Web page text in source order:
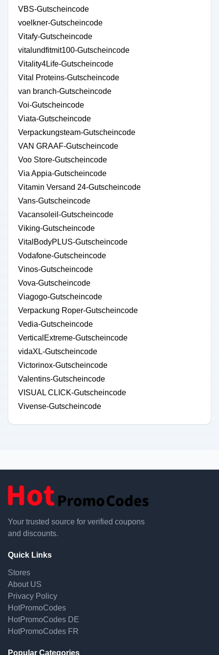
VBS-Gutscheincode
voelkner-Gutscheincode
Vitafy-Gutscheincode
vitalundfitmit100-Gutscheincode
Vitality4Life-Gutscheincode
Vital Proteins-Gutscheincode
van branch-Gutscheincode
Voi-Gutscheincode
Viata-Gutscheincode
Verpackungsteam-Gutscheincode
VAN GRAAF-Gutscheincode
Voo Store-Gutscheincode
Via Appia-Gutscheincode
Vitamin Versand 24-Gutscheincode
Vans-Gutscheincode
Vacansoleil-Gutscheincode
Viking-Gutscheincode
VitalBodyPLUS-Gutscheincode
Vodafone-Gutscheincode
Vinos-Gutscheincode
Vova-Gutscheincode
Viagogo-Gutscheincode
Verpackung Roper-Gutscheincode
Vedia-Gutscheincode
VerticalExtreme-Gutscheincode
vidaXL-Gutscheincode
Victorinox-Gutscheincode
Valentins-Gutscheincode
VISUAL CLICK-Gutscheincode
Vivense-Gutscheincode
Your trusted source for verified coupons
and discounts.
Quick Links
Stores
About US
Privacy Policy
HotPromoCodes
HotPromoCodes DE
HotPromoCodes FR
Popular Categories